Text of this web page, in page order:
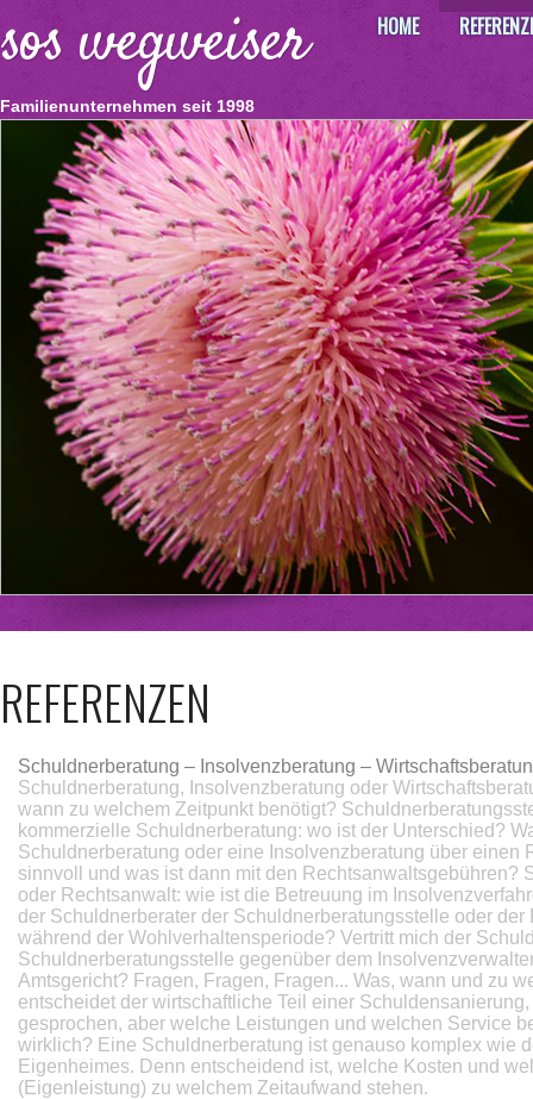
sos wegweiser
Familienunternehmen seit 1998
HOME
REFERENZEN
Schuldnerberatung – Insolvenzberatung –
Schuldnerberatung, Insolvenzberatung oder
wann zu welchem Zeitpunkt benötigt?
kommerzielle Schuldnerberatung: wo ist der Unterschied?
Schuldnerberatung oder eine Insolvenzberatung über einen
sinnvoll und was ist dann mit den Rechtsanwaltsgebühren?
oder Rechtsanwalt: wie ist die Betreuung im
der Schuldnerberater der Schuldnerberatungsstelle oder der
während der Wohlverhaltensperiode? Vertritt mich der
Schuldnerberatungsstelle gegenüber dem
Amtsgericht? Fragen, Fragen, Fragen... Was, wann und zu
entscheidet der wirtschaftliche Teil einer
gesprochen, aber welche Leistungen und welchen Service
wirklich? Eine Schuldnerberatung ist genauso komplex wie
Eigenheimes. Denn entscheidend ist, welche Kosten und
(Eigenleistung) zu welchem Zeitaufwand stehen.